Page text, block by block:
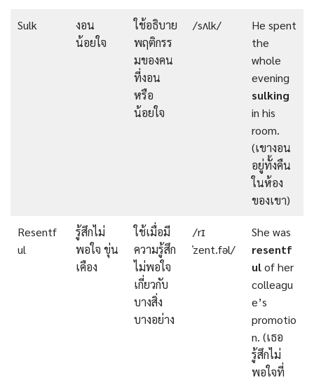
Sulk
งอน
น้อยใจ
ใช้อธิบาย
พฤติกรร
มของคน
ที่งอน
หรือ
น้อยใจ
/sʌlk/
He spent
the
whole
evening
sulking
in his
room.
(เขางอน
อยู่ทั้งคืน
ในห้อง
ของเขา)
Resentf
ul
รู้สึกไม่
พอใจ ขุ่น
เคือง
ใช้เมื่อมี
ความรู้สึก
ไม่พอใจ
เกี่ยวกับ
บางสิ่ง
บางอย่าง
/rɪ
ˈzent.fəl/
She was
resentf
ulof her
colleagu
e’s
promotio
n. (เธอ
รู้สึกไม่
พอใจที่